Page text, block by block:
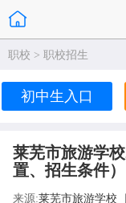
职校 > 职校招生
初中生入口
莱芜市旅游学
置、招生条件）
来源:莱芜市旅游学校